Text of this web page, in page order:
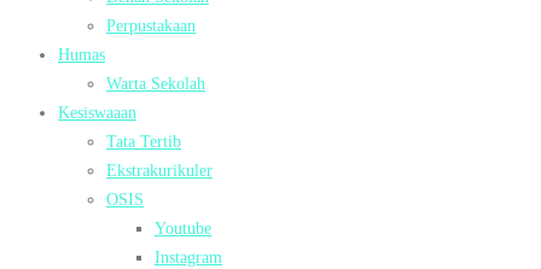
Perpustakaan
Humas
Warta Sekolah
Kesiswaaan
Tata Tertib
Ekstrakurikuler
OSIS
Youtube
Instagram